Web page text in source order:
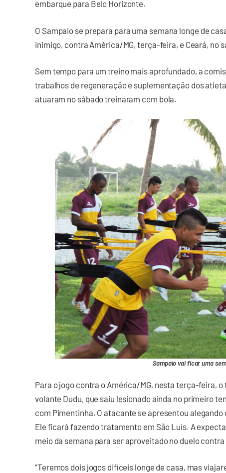
embarque para Belo Horizonte.
O Sampaio se prepara para uma semana longe de
inimigo, contra América/MG, terça-feira, e Ceará, no
Sem tempo para um treino mais aprofundado, a
trabalhos de regeneração e suplementação dos
atuaram no sábado treinaram com bola.
Sampaio vai ficar uma
Para o jogo contra o América/MG, nesta terça-feira,
volante Dudu, que saiu lesionado ainda no primeiro
com Pimentinha. O atacante se apresentou alegando
Ele ficará fazendo tratamento em São Luís. A
meio da semana para ser aproveitado no duelo contra
“Teremos dois jogos difíceis longe de casa, mas